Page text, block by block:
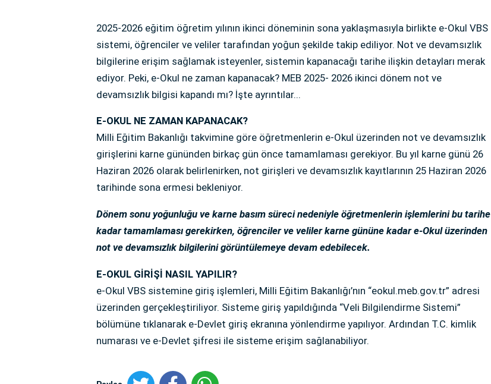
2025-2026 eğitim öğretim yılının ikinci döneminin sona yaklaşmasıyla birlikte e-Okul VBS
sistemi, öğrenciler ve veliler tarafından yoğun şekilde takip ediliyor. Not ve devamsızlık
bilgilerine erişim sağlamak isteyenler, sistemin kapanacağı tarihe ilişkin detayları merak
ediyor. Peki, e-Okul ne zaman kapanacak? MEB 2025- 2026 ikinci dönem not ve
devamsızlık bilgisi kapandı mı? İşte ayrıntılar...
E-OKUL NE ZAMAN KAPANACAK?
Milli Eğitim Bakanlığı takvimine göre öğretmenlerin e-Okul üzerinden not ve devamsızlık
girişlerini karne gününden birkaç gün önce tamamlaması gerekiyor. Bu yıl karne günü 26
Haziran 2026 olarak belirlenirken, not girişleri ve devamsızlık kayıtlarının 25 Haziran 2026
tarihinde sona ermesi bekleniyor.
Dönem sonu yoğunluğu ve karne basım süreci nedeniyle öğretmenlerin işlemlerini bu tarihe
kadar tamamlaması gerekirken, öğrenciler ve veliler karne gününe kadar e-Okul üzerinden
not ve devamsızlık bilgilerini görüntülemeye devam edebilecek.
E-OKUL GİRİŞİ NASIL YAPILIR?
e-Okul VBS sistemine giriş işlemleri, Milli Eğitim Bakanlığı’nın “eokul.meb.gov.tr” adresi
üzerinden gerçekleştiriliyor. Sisteme giriş yapıldığında “Veli Bilgilendirme Sistemi”
bölümüne tıklanarak e-Devlet giriş ekranına yönlendirme yapılıyor. Ardından T.C. kimlik
numarası ve e-Devlet şifresi ile sisteme erişim sağlanabiliyor.